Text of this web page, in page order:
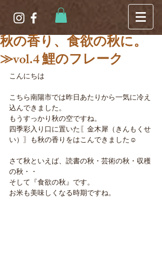
秋の香り、食欲の秋に。
≫vol.4 鯉のフレーク
こんにちは
こちら南陽市では昨日あたりから一気に冷え
込んできました。
もうすっかり秋の空ですね。
四季彩入り口に置いた〖金木犀（きんもくせ
い）〗も秋の香りをはこんできました☺
さて秋といえば、読書の秋・芸術の秋・収穫
の秋・・
そして『食欲の秋』です。
お米も美味しくなる時期ですね。